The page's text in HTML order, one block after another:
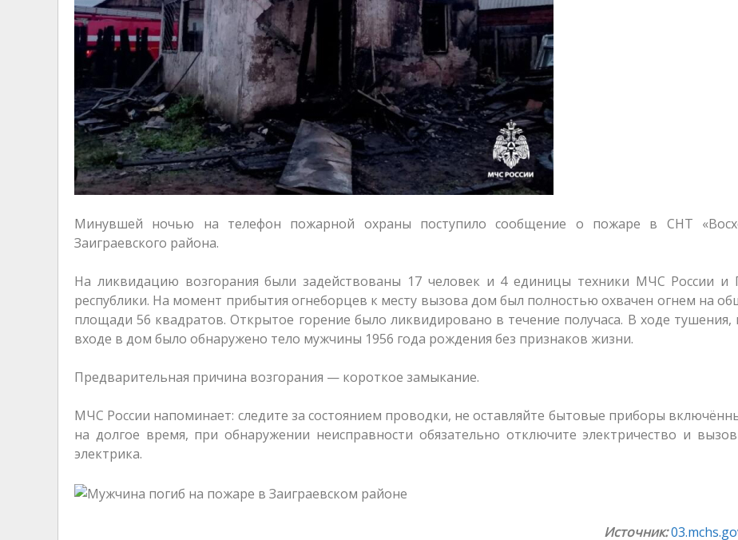
Минувшей ночью на телефон пожарной охраны поступило сообщение о пожаре в СНТ
Заиграевского района.
На ликвидацию возгорания были задействованы 17 человек и 4 единицы техники МЧС России и
республики. На момент прибытия огнеборцев к месту вызова дом был полностью охвачен огнем на
площади 56 квадратов. Открытое горение было ликвидировано в течение получаса. В ходе тушения,
входе в дом было обнаружено тело мужчины 1956 года рождения без признаков жизни.
Предварительная причина возгорания — короткое замыкание.
МЧС России напоминает: следите за состоянием проводки, не оставляйте бытовые приборы
на долгое время, при обнаружении неисправности обязательно отключите электричество и
электрика.
Источник: